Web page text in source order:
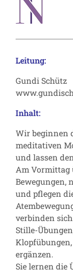
Leitung:
Gundi Schütz
Inhalt:
Wir beginnen
meditativen
und lassen
Am Vormittag
Bewegungen,
und pflegen
verbinden
Stille-
ergänzen.
Sie lernen die